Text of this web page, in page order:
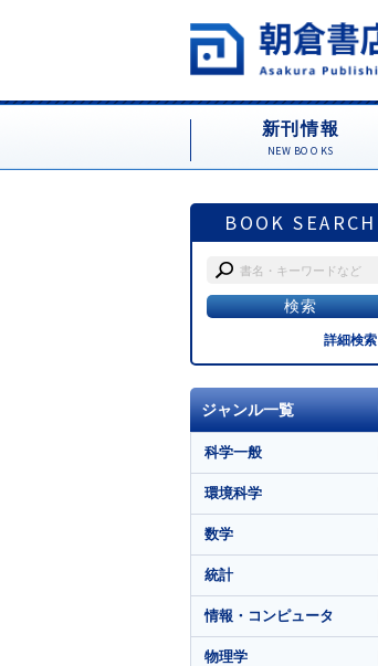
新刊情報
NEW BOOKS
BOOK SEARCH
詳細検索
ジャンル一覧
科学一般
環境科学
数学
統計
情報・コンピュータ
物理学